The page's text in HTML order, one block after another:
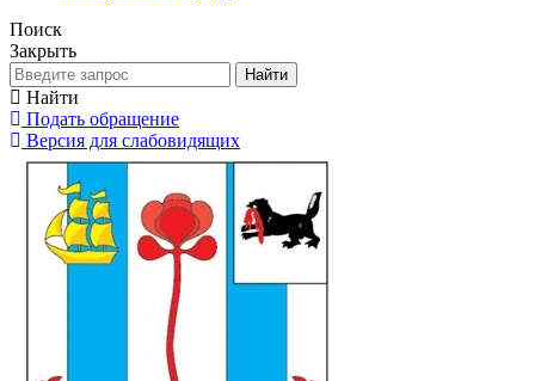
Поиск
Закрыть
Найти
Найти
Подать обращение
Версия для слабовидящих